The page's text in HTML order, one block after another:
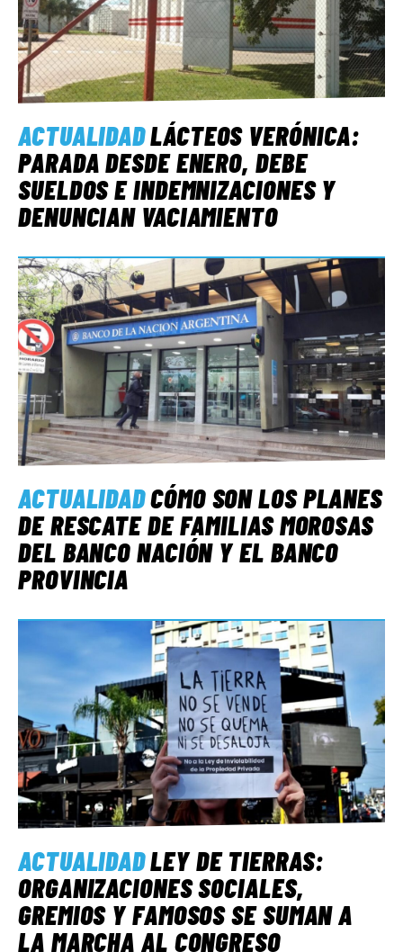
ACTUALIDADLÁCTEOS VERÓNICA:
PARADA DESDE ENERO, DEBE
SUELDOS E INDEMNIZACIONES Y
DENUNCIAN VACIAMIENTO
ACTUALIDADCÓMO SON LOS PLANES
DE RESCATE DE FAMILIAS MOROSAS
DEL BANCO NACIÓN Y EL BANCO
PROVINCIA
ACTUALIDADLEY DE TIERRAS:
ORGANIZACIONES SOCIALES,
GREMIOS Y FAMOSOS SE SUMAN A
LA MARCHA AL CONGRESO